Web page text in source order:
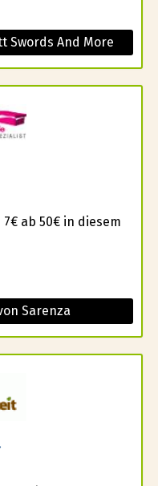
Swords And More
ab 50€ in diesem
Sarenza